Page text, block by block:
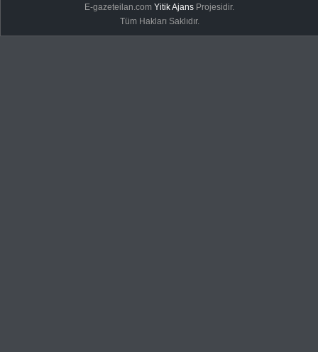
E-gazeteilan.comYitik Ajans Projesidir.
Tüm Hakları Saklıdır.